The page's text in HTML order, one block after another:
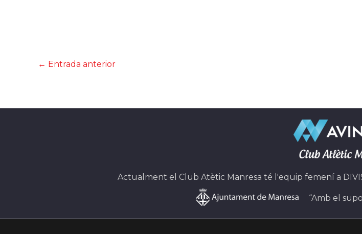
← Entrada anterior
Actualment el Club Atètic Manresa té l'equip femení a
“Amb el